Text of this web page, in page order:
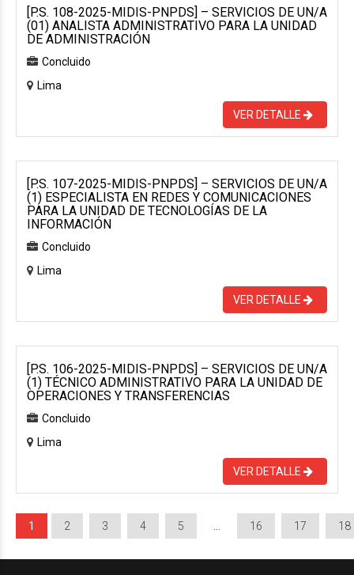
[P.S. 108-2025-MIDIS-PNPDS] – SERVICIOS DE UN/A
(01) ANALISTA ADMINISTRATIVO PARA LA UNIDAD
DE ADMINISTRACIÓN
Concluido
Lima
VER DETALLE
[P.S. 107-2025-MIDIS-PNPDS] – SERVICIOS DE UN/A
(1) ESPECIALISTA EN REDES Y COMUNICACIONES
PARA LA UNIDAD DE TECNOLOGÍAS DE LA
INFORMACIÓN
Concluido
Lima
VER DETALLE
[P.S. 106-2025-MIDIS-PNPDS] – SERVICIOS DE UN/A
(1) TÉCNICO ADMINISTRATIVO PARA LA UNIDAD DE
OPERACIONES Y TRANSFERENCIAS
Concluido
Lima
VER DETALLE
1 2 3 4 5 16 17 18